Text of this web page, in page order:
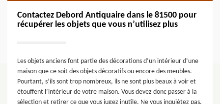
Contactez Debord Antiquaire dans le 81500 pour
récupérer les objets que vous n’utilisez plus
Les objets anciens font partie des décorations d’un intérieur d’une
maison que ce soit des objets décoratifs ou encore des meubles.
Pourtant, s’ils sont trop nombreux, ils ne sont plus beaux à voir et
étouffent l’intérieur de votre maison. Vous devez donc passer à la
sélection et retirer ce que vous jugez inutile. Ne vous inquiétez pas,